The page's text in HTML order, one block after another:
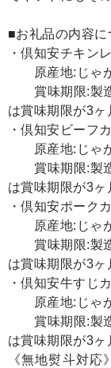
■お礼品の内容に
・倶知安チキン
原産地:じゃが
賞味期限:製造
は賞味期限が3ヶ
・倶知安ビーフ
原産地:じゃが
賞味期限:製造
は賞味期限が3ヶ
・倶知安ポーク
原産地:じゃが
賞味期限:製造
は賞味期限が3ヶ
・倶知安牛すじ
原産地:じゃが
賞味期限:製造
は賞味期限が3ヶ
《無地熨斗対